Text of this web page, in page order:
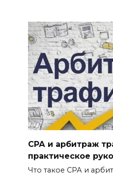
СРА и арбитраж
практическое
Что такое СРА и